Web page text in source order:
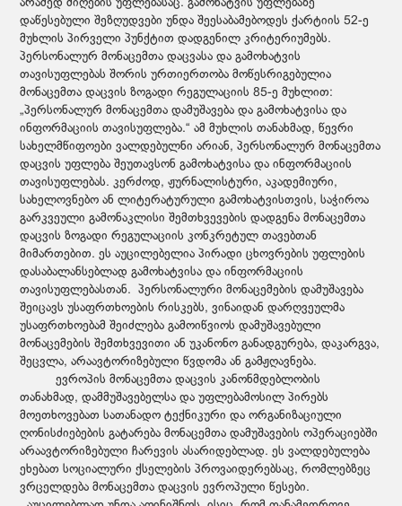
არამედ მიღების უფლებასაც. გამოხატვის უფლებაზე
დაწესებული შეზღუდვები უნდა შეესაბამებოდეს ქარტიის 52-ე
მუხლის პირველი პუნქტით დადგენილ კრიტერიუმებს.
პერსონალურ მონაცემთა დაცვასა და გამოხატვის
თავისუფლებას შორის ურთიერთობა მოწესრიგებულია
მონაცემთა დაცვის ზოგადი რეგულაციის 85-ე მუხლით:
„პერსონალურ მონაცემთა დამუშავება და გამოხატვისა და
ინფორმაციის თავისუფლება.“ ამ მუხლის თანახმად, წევრი
სახელმწიფოები ვალდებულნი არიან, პერსონალურ მონაცემთა
დაცვის უფლება შეუთავსონ გამოხატვისა და ინფორმაციის
თავისუფლებას. კერძოდ, ჟურნალისტური, აკადემიური,
სახელოვნებო ან ლიტერატურული გამოხატვისთვის, საჭიროა
გარკვეული გამონაკლისი შემთხვევების დადგენა მონაცემთა
დაცვის ზოგადი რეგულაციის კონკრეტულ თავებთან
მიმართებით. ეს აუცილებელია პირადი ცხოვრების უფლების
დასაბალანსებლად გამოხატვისა და ინფორმაციის
თავისუფლებასთან. პერსონალური მონაცემების დამუშავება
შეიცავს უსაფრთხოების რისკებს, ვინაიდან დარღვეულმა
უსაფრთხოებამ შეიძლება გამოიწვიოს დამუშავებული
მონაცემების შემთხვევითი ან უკანონო განადგურება, დაკარგვა,
შეცვლა, არაავტორიზებული წვდომა ან გამჟღავნება.
ევროპის მონაცემთა დაცვის კანონმდებლობის
თანახმად, დამმუშავებელსა და უფლებამოსილ პირებს
მოეთხოვებათ სათანადო ტექნიკური და ორგანიზაციული
ღონისძიებების გატარება მონაცემთა დამუშავების ოპერაციებში
არაავტორიზებული ჩარევის ასარიდებლად. ეს ვალდებულება
ეხებათ სოციალური ქსელების პროვაიდერებსაც, რომლებზეც
ვრცელდება მონაცემთა დაცვის ევროპული წესები.